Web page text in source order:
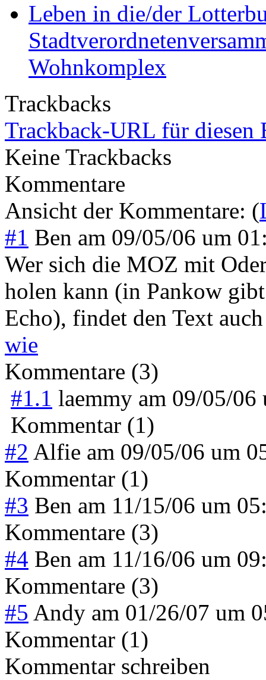
Leben in die/der
Wohnkomplex
Trackbacks
Trackback-URL für diesen
Keine Trackbacks
Kommentare
Ansicht der Kommentare: (
#1 Ben am 09/05/06 um
Wer sich die MOZ mit
holen kann (in Pankow
Echo), findet den Text
wie
Kommentare (3)
#1.1 laemmy am 09/05/06
Kommentar (1)
#2 Alfie am 09/05/06 um
Kommentar (1)
#3 Ben am 11/15/06 um
Kommentare (3)
#4 Ben am 11/16/06 um
Kommentare (3)
#5 Andy am 01/26/07 um
Kommentar (1)
Kommentar schreiben